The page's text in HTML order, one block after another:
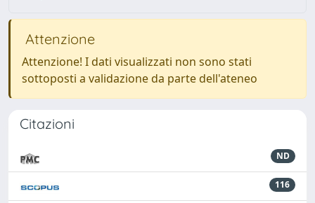
Attenzione
Attenzione! I dati visualizzati non sono stati
sottoposti a validazione da parte dell'ateneo
Citazioni
ND
116